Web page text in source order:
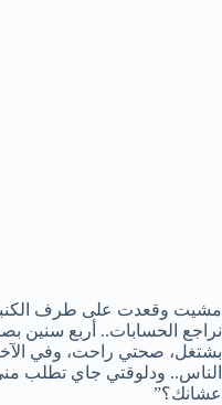
مشيت وقعدت على طرف الكنبة
نراجع الحسابات.. أربع سنين
بشتغل، صحتي راحت، وفي
الناس.. ودلوقتي جاي تطلب
عشانك؟”